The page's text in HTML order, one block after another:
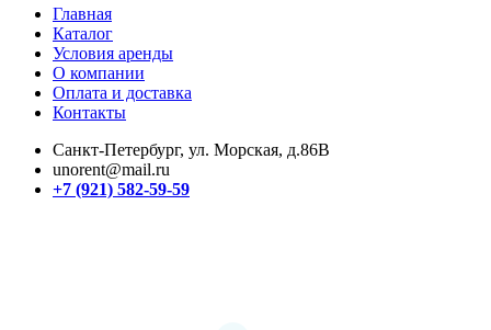
Главная
Каталог
Условия аренды
О компании
Оплата и доставка
Контакты
Санкт-Петербург, ул. Морская, д.86В
unorent@mail.ru
+7 (921) 582-59-59